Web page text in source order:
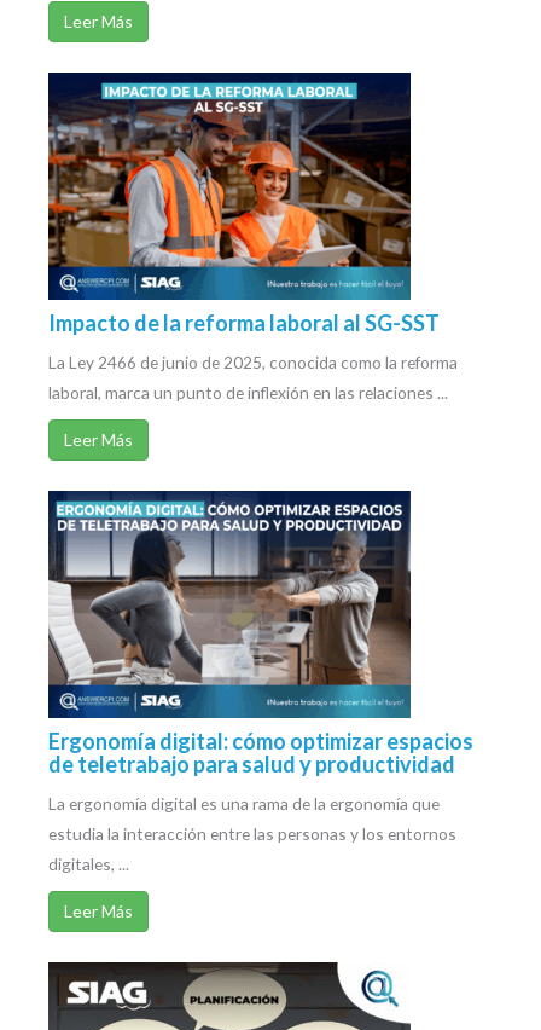
Leer Más
Impacto de la reforma laboral al SG-SST
La Ley 2466 de junio de 2025, conocida como la reforma
laboral, marca un punto de inflexión en las relaciones ...
Leer Más
Ergonomía digital: cómo optimizar espacios
de teletrabajo para salud y productividad
La ergonomía digital es una rama de la ergonomía que
estudia la interacción entre las personas y los entornos
digitales, ...
Leer Más